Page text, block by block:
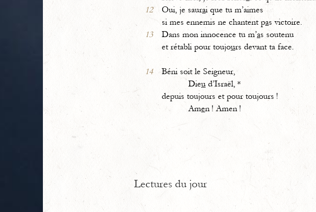
12
Oui, je saurai que tu m’aimes
si mes ennemis ne chantent pas victoire.
13
Dans mon innocence tu m’as soutenu
et rétabli pour toujours devant ta face.
14
Béni soit le Seigneur,
Dieu d’Israël, *
depuis toujours et pour toujours !
Amen ! Amen !
Lectures du jour